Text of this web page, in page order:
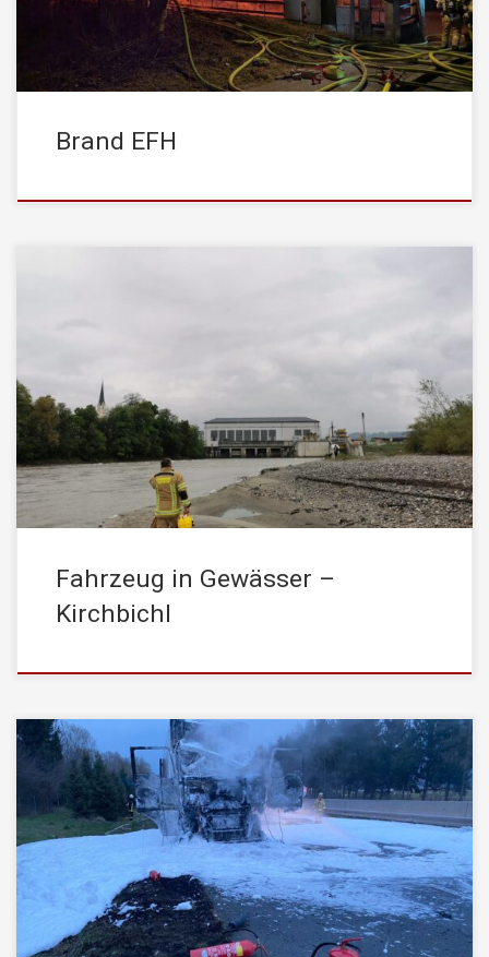
schnellen und […]
Brand EFH
Taucherstaffel, sowie dem Feuerwehrboot alarmiert. Die
Meldung der Leitstelle war, dass nach einem Verkehrsunfall ein
PKW im Inn treiben würde. Nach intensiver Suche, an der von
Zeugen […]
Fahrzeug in Gewässer –
Kirchbichl
Am Mittwoch, den 30. März 2022, wurde die
STADTFEUERWEHR Kufstein von der Leistelle Tirol um 19:14
Uhr mit dem Einsatzstichwort „Brand LKW“ auf die Inntalautobahn
Fahrtrichtung Innsbruck – Höhe Angath – alarmiert. Ein zufällig
vorbeikommendes Fahrzeug der FF Ebbs alarmierte die Leitstelle
per Funk über einen am Pannenstreifen stehenden LKW […]